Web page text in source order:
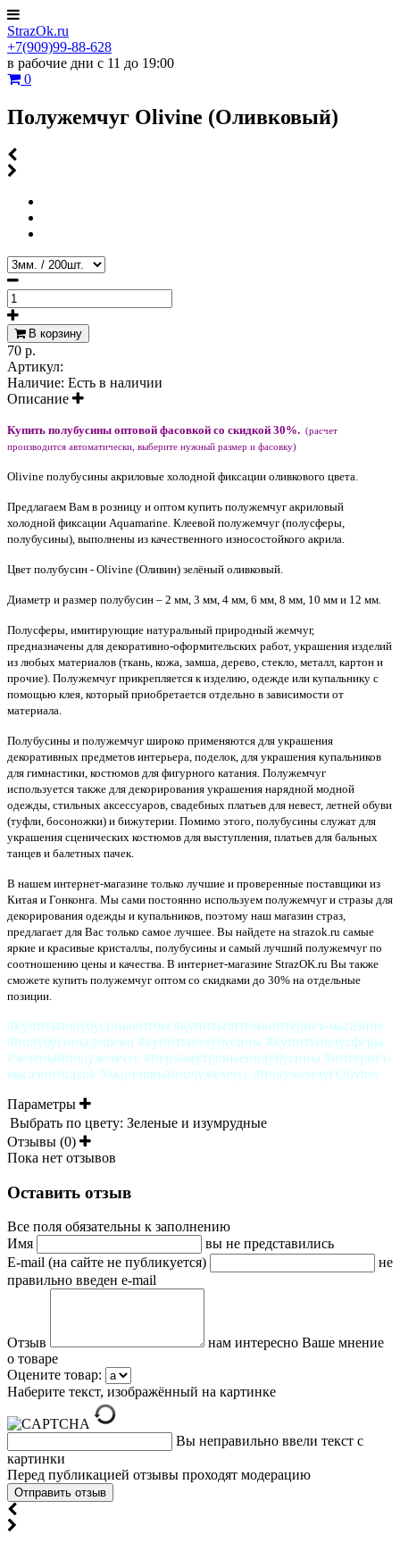
StrazOk.ru
+7(909)99-88-628
в рабочие дни с 11 до 19:00
0
Полужемчуг Olivine (Оливковый)
В корзину
70 р.
Артикул:
Наличие: Есть в наличии
Описание
Купить полубусины оптовой фасовкой со скидкой 30%. (расчет
производится автоматически, выберите нужный размер и фасовку)
Olivine полубусины акриловые холодной фиксации оливкового цвета.
Предлагаем Вам в розницу и оптом купить полужемчуг акриловый
холодной фиксации Aquamarine. Клеевой полужемчуг (полусферы,
полубусины), выполнены из качественного износостойкого акрила.
Цвет полубусин - Olivine (Оливин) зелёный оливковый.
Диаметр и размер полубусин – 2 мм, 3 мм, 4 мм, 6 мм, 8 мм, 10 мм и 12 мм.
Полусферы, имитирующие натуральный природный жемчуг,
предназначены для декоративно-оформительских работ, украшения изделий
из любых материалов (ткань, кожа, замша, дерево, стекло, металл, картон и
прочие). Полужемчуг прикрепляется к изделию, одежде или купальнику с
помощью клея, который приобретается отдельно в зависимости от
материала.
Полубусины и полужемчуг широко применяются для украшения
декоративных предметов интерьера, поделок, для украшения купальников
для гимнастики, костюмов для фигурного катания. Полужемчуг
используется также для декорирования украшения нарядной модной
одежды, стильных аксессуаров, свадебных платьев для невест, летней обуви
(туфли, босоножки) и бижутерии. Помимо этого, полубусины служат для
украшения сценических костюмов для выступления, платьев для бальных
танцев и балетных пачек.
В нашем интернет-магазине только лучшие и проверенные поставщики из
Китая и Гонконга. Мы сами постоянно используем полужемчуг и стразы для
декорирования одежды и купальников, поэтому наш магазин страз,
предлагает для Вас только самое лучшее. Вы найдете на strazok.ru самые
яркие и красивые кристаллы, полубусины и самый лучший полужемчуг по
соотношению цены и качества. В интернет-магазине StrazOK.ru Вы также
сможете купить полужемчуг оптом со скидками до 30% на отдельные
позиции.
#купитьполубусиныоптом #купитьоптомвинтернет-магазине
#полубусиныдешево #купитьполубусины #купитьполусферы
#зеленыйполужемчуг #перламутровыеполубусины #интернет-
магазинstrazok #акриловыйполужемчуг #полужемчугOlivine
Параметры
Выбрать по цвету: Зеленые и изумрудные
Отзывы (0)
Пока нет отзывов
Оставить отзыв
Все поля обязательны к заполнению
Имя
вы не представились
E-mail (на сайте не публикуется)
не
правильно введен e-mail
Отзыв
нам интересно Ваше мнение
о товаре
Оцените товар:
Наберите текст, изображённый на картинке
Вы неправильно ввели текст с
картинки
Перед публикацией отзывы проходят модерацию